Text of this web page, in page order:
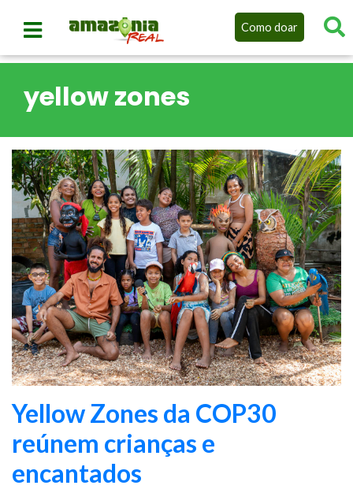
Como doar
yellow zones
Yellow Zones da COP30
reúnem crianças e
encantados